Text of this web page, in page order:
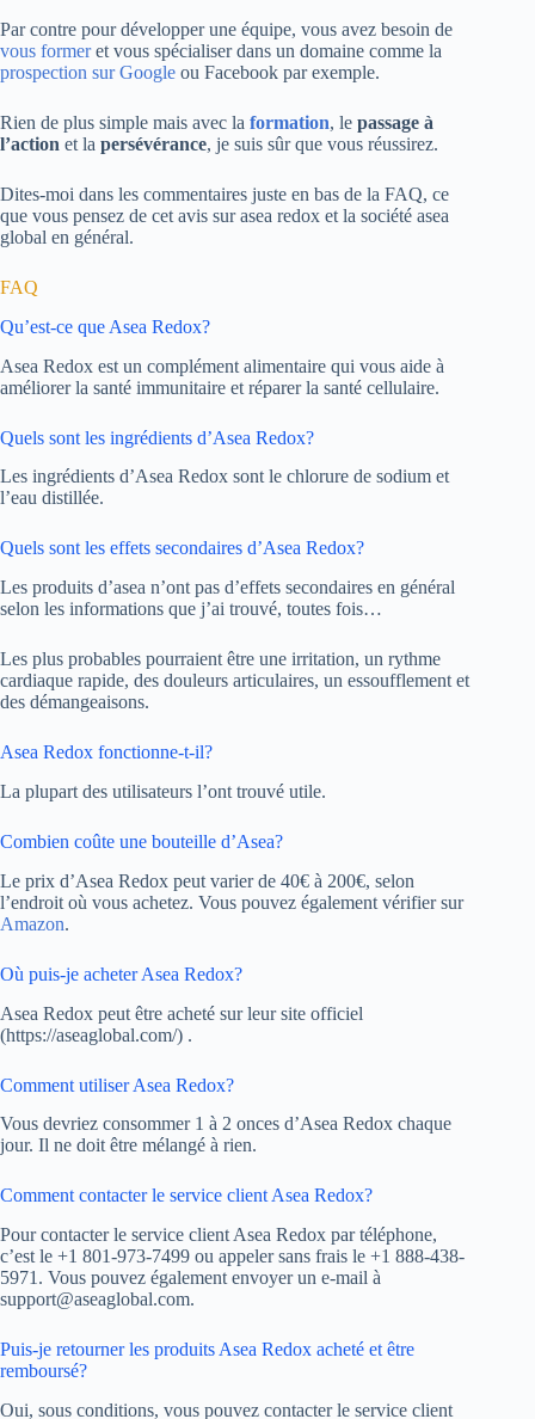
Par contre pour développer une équipe, vous avez besoin de
vous formeret vous spécialiser dans un domaine comme la
prospection sur Google ou Facebook par exemple.
Rien de plus simple mais avec la formation, le passage à
l’action et la persévérance, je suis sûr que vous réussirez.
Dites-moi dans les commentaires juste en bas de la FAQ, ce
que vous pensez de cet avis sur asea redox et la société asea
global en général.
FAQ
Qu’est-ce que Asea Redox?
Asea Redox est un complément alimentaire qui vous aide à
améliorer la santé immunitaire et réparer la santé cellulaire.
Quels sont les ingrédients d’Asea Redox?
Les ingrédients d’Asea Redox sont le chlorure de sodium et
l’eau distillée.
Quels sont les effets secondaires d’Asea Redox?
Les produits d’asea n’ont pas d’effets secondaires en général
selon les informations que j’ai trouvé, toutes fois…
Les plus probables pourraient être une irritation, un rythme
cardiaque rapide, des douleurs articulaires, un essoufflement et
des démangeaisons.
Asea Redox fonctionne-t-il?
La plupart des utilisateurs l’ont trouvé utile.
Combien coûte une bouteille d’Asea?
Le prix d’Asea Redox peut varier de 40€ à 200€, selon
l’endroit où vous achetez. Vous pouvez également vérifier sur
Amazon.
Où puis-je acheter Asea Redox?
Asea Redox peut être acheté sur leur site officiel
(https://aseaglobal.com/) .
Comment utiliser Asea Redox?
Vous devriez consommer 1 à 2 onces d’Asea Redox chaque
jour. Il ne doit être mélangé à rien.
Comment contacter le service client Asea Redox?
Pour contacter le service client Asea Redox par téléphone,
c’est le +1 801-973-7499 ou appeler sans frais le +1 888-438-
5971. Vous pouvez également envoyer un e-mail à
support@aseaglobal.com.
Puis-je retourner les produits Asea Redox acheté et être
remboursé?
Oui, sous conditions, vous pouvez contacter le service client